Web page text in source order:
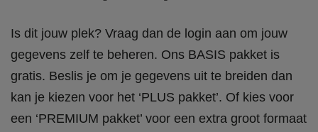
Is dit jouw plek? Vraag dan de login aan om jouw
gegevens zelf te beheren. Ons BASIS pakket is
gratis. Beslis je om je gegevens uit te breiden dan
kan je kiezen voor het ‘PLUS pakket’. Of kies voor
een ‘PREMIUM pakket’ voor een extra groot formaat